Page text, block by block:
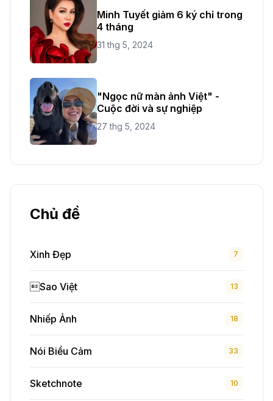
Minh Tuyết giảm 6 ký chỉ trong
4 tháng
31 thg 5, 2024
"Ngọc nữ màn ảnh Việt" -
Cuộc đời và sự nghiệp
27 thg 5, 2024
Chủ đề
Xinh Đẹp 7
Sao Việt 13
Nhiếp Ảnh 18
Nói Biểu Cảm 33
Sketchnote 10